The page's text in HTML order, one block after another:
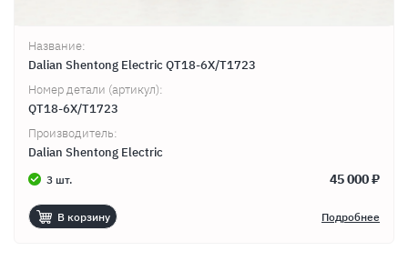
Название:
Dalian Shentong Electric QT18-6X/T1723
Номер детали (артикул):
QT18-6X/T1723
Производитель:
Dalian Shentong Electric
3 шт. 45 000 ₽
В корзину Подробнее